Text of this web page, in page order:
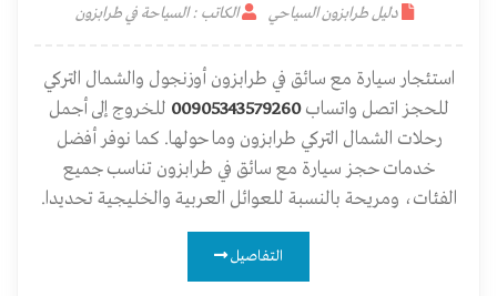
دليل طرابزون السياحي الكاتب : السياحة في طرابزون
استئجار سيارة مع سائق في طرابزون أوزنجول والشمال التركي
للحجز اتصل واتساب00905343579260 للخروج إلى أجمل
رحلات الشمال التركي طرابزون وما حولها. كما نوفر أفضل
خدمات حجز سيارة مع سائق في طرابزون تناسب جميع
الفئات، ومريحة بالنسبة للعوائل العربية والخليجية تحديدا.
التفاصيل